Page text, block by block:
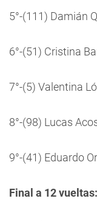
5°-(111) Damián
6°-(51) Cristina
7°-(5) Valentina
8°-(98) Lucas
9°-(41) Eduardo
Final a 12 vueltas: